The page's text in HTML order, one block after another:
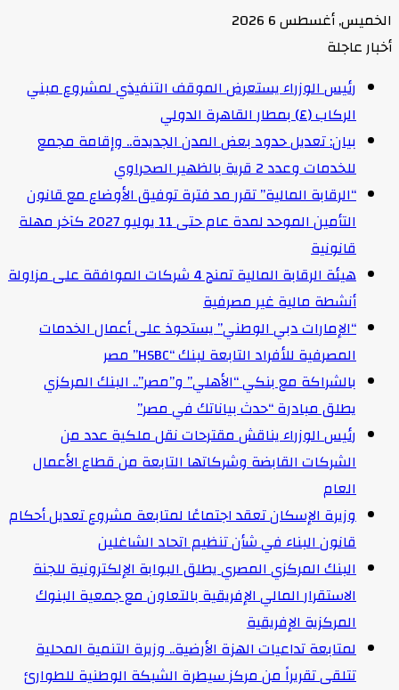
الخميس, أغسطس 6 2026
أخبار عاجلة
رئيس الوزراء يستعرض الموقف التنفيذي لمشروع مبني
الركاب (٤) بمطار القاهرة الدولي
بيان: تعديل حدود بعض المدن الجديدة.. وإقامة مجمع
للخدمات وعدد 2 قرية بالظهير الصحراوي
“الرقابة المالية” تقرر مد فترة توفيق الأوضاع مع قانون
التأمين الموحد لمدة عام حتى 11 يوليو 2027 كآخر مهلة
قانونية
هيئة الرقابة المالية تمنح 4 شركات الموافقة على مزاولة
أنشطة مالية غير مصرفية
“الإمارات دبي الوطني” يستحوذ على أعمال الخدمات
المصرفية للأفراد التابعة لبنك “HSBC” مصر
بالشراكة مع بنكي “الأهلي” و”مصر”.. البنك المركزي
يطلق مبادرة “حدث بياناتك في مصر”
رئيس الوزراء يناقش مقترحات نقل ملكية عدد من
الشركات القابضة وشركاتها التابعة من قطاع الأعمال
العام
وزيرة الإسكان تعقد اجتماعًا لمتابعة مشروع تعديل أحكام
قانون البناء في شأن تنظيم اتحاد الشاغلين
البنك المركزي المصري يطلق البوابة الإلكترونية للجنة
الاستقرار المالي الإفريقية بالتعاون مع جمعية البنوك
المركزية الإفريقية
لمتابعة تداعيات الهزة الأرضية.. وزيرة التنمية المحلية
تتلقى تقريراً من مركز سيطرة الشبكة الوطنية للطوارئ